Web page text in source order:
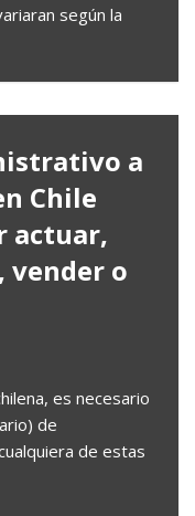
según la
a
Chile
actuar,
vender o
es necesario
de
de estas